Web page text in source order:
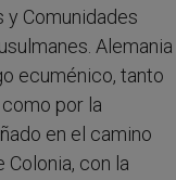
Comunidades
Alemania
ecuménico, tanto
por la
en el camino
Colonia, con la